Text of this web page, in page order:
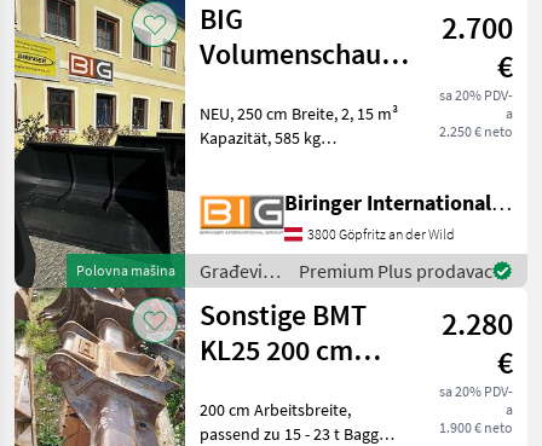
BIG
Polovna mašina
BIG
Volumenschaufel
Merlo ZM2
Aufnahm
2.700
€
sa 20% PDV-
a
2.250 € neto
NEU, 250 cm Breite, 2, 15 m³
Kapazität, 585 kg
strojevi Lopate i kante
Biringer International GmbH
3800 Göpfritz an der Wild
Građevinski
strojevi /
BIG
Premium Plus prodavac
Sonstige BMT
KL25 200 cm
2.280
€
sa 20% PDV-
a
1.900 € neto
200 cm Arbeitsbreite,
passend zu 15 - 23 t Bagger,